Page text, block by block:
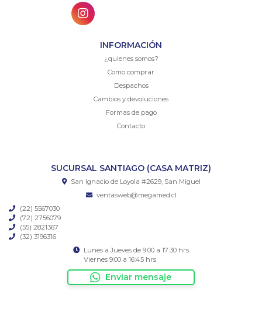
INFORMACIÓN
¿quienes somos?
Como comprar
Despachos
Cambios y devoluciones
Formas de pago
Contacto
SUCURSAL SANTIAGO (CASA MATRIZ)
San Ignacio de Loyola #2629, San Miguel
ventasweb@megamed.cl
(22) 5567030
(72) 2756079
(55) 2821367
(32) 3196316
Lunes a Jueves de 9:00 a 17:30 hrs
Viernes 9:00 a 16:45 hrs
Enviar mensaje